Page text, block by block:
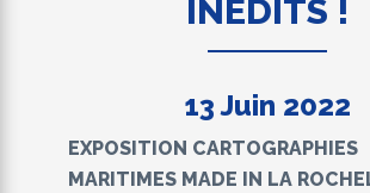
INÉDITS !
13 Juin 2022
EXPOSITION CARTOGRAPHIES
MARITIMES MADE IN LA